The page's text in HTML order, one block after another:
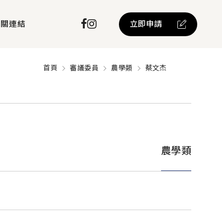
連結 立即申請
首頁 審議委員 農學類 蔡文杰
農學類